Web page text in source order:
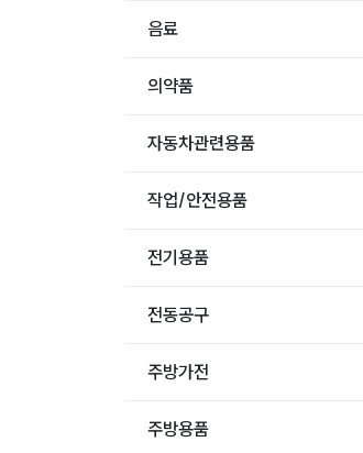
음료
의약품
자동차관련용품
작업/안전용품
전기용품
전동공구
주방가전
주방용품